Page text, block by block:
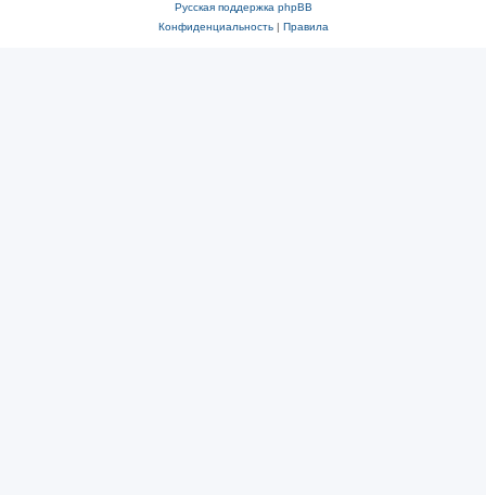
Русская поддержка phpBB
Конфиденциальность| Правила